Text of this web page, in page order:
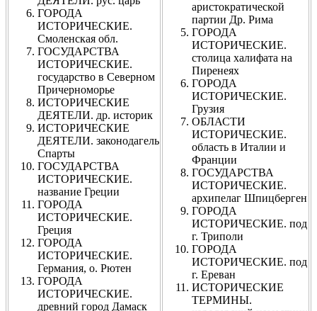
ГОРОДА
ИСТОРИЧЕСКИЕ.
Смоленская обл.
ГОСУДАРСТВА
ИСТОРИЧЕСКИЕ.
государство в Северном
Причерноморье
ИСТОРИЧЕСКИЕ
ДЕЯТЕЛИ. др. историк
ИСТОРИЧЕСКИЕ
ДЕЯТЕЛИ. законодагель
Спарты
ГОСУДАРСТВА
ИСТОРИЧЕСКИЕ.
название Греции
ГОРОДА
ИСТОРИЧЕСКИЕ.
Греция
ГОРОДА
ИСТОРИЧЕСКИЕ.
Германия, о. Рютен
ГОРОДА
ИСТОРИЧЕСКИЕ.
древний город Дамаск
аристократической
партии Др. Рима
ГОРОДА
ИСТОРИЧЕСКИЕ.
столица халифата на
Пиренеях
ГОРОДА
ИСТОРИЧЕСКИЕ.
Грузия
ОБЛАСТИ
ИСТОРИЧЕСКИЕ.
область в Италии и
Франции
ГОСУДАРСТВА
ИСТОРИЧЕСКИЕ.
архипелаг Шпицберген
ГОРОДА
ИСТОРИЧЕСКИЕ. под
г. Триполи
ГОРОДА
ИСТОРИЧЕСКИЕ. под
г. Ереван
ИСТОРИЧЕСКИЕ
ТЕРМИНЫ.